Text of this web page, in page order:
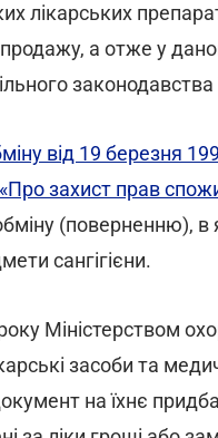
лікарських
продажу, а отже у
законодавства
від 19 березня
захист прав
(поверненню), в
сангігієни.
Міністерством
засоби та
на їхнє